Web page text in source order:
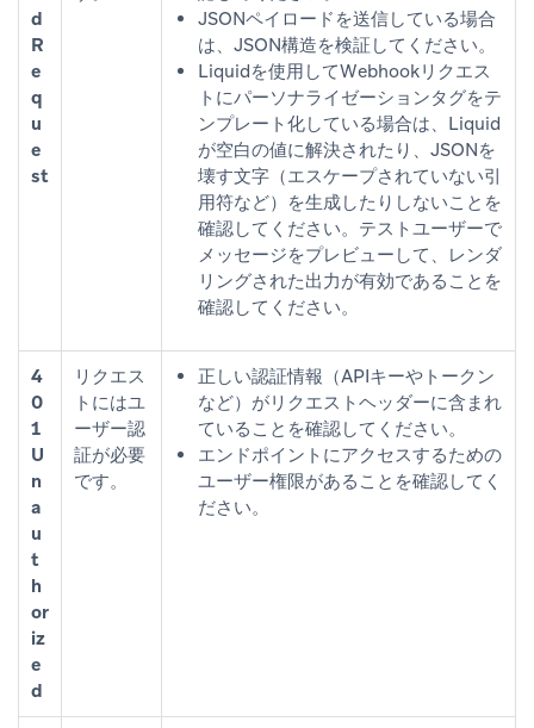
d
R
e
q
u
e
st
JSONペイロードを送信している場合
は、JSON構造を検証してください。
Liquidを使用してWebhookリクエス
トにパーソナライゼーションタグをテ
ンプレート化している場合は、Liquid
が空白の値に解決されたり、JSONを
壊す文字（エスケープされていない引
用符など）を生成したりしないことを
確認してください。テストユーザーで
メッセージをプレビューして、レンダ
リングされた出力が有効であることを
確認してください。
4
0
1
U
n
a
u
t
h
or
iz
e
d
リクエス
トにはユ
ーザー認
証が必要
です。
正しい認証情報（APIキーやトークン
など）がリクエストヘッダーに含まれ
ていることを確認してください。
エンドポイントにアクセスするための
ユーザー権限があることを確認してく
ださい。